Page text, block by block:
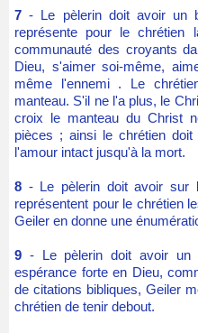
7 - Le pèlerin doit avoir un
représente pour le chrétien
communauté des croyants
Dieu, s'aimer soi-même,
même l'ennemi . Le
manteau. S'il ne l'a plus, le
croix le manteau du Christ
pièces ; ainsi le chrétien
l'amour intact jusqu'à la mort.
8 - Le pèlerin doit avoir sur
représentent pour le chrétien
Geiler en donne une
9 - Le pèlerin doit avoir un
espérance forte en Dieu,
de citations bibliques, Geiler
chrétien de tenir debout.